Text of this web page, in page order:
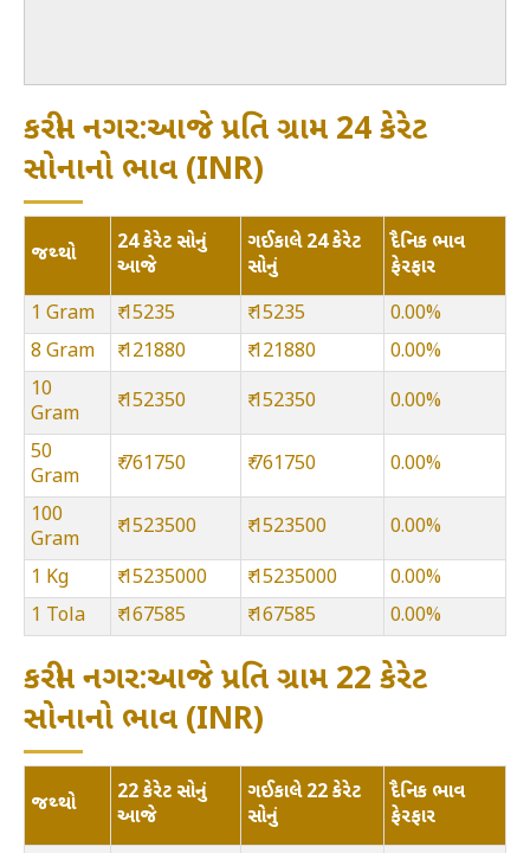
કરીમ નગર:આજે પ્રતિ ગ્રામ 24 કેરેટ
સોનાનો ભાવ (INR)
જથ્થો
24 કેરેટ સોનું
આજે
ગઈકાલે 24 કેરેટ
સોનું
દૈનિક ભાવ
ફેરફાર
1 Gram
₹ 15235 ₹ 15235
0.00%
8 Gram
₹ 121880 ₹ 121880
0.00%
10
Gram
₹ 152350 ₹ 152350 0.00%
50
Gram
₹ 761750 ₹ 761750 0.00%
100
Gram
₹ 1523500 ₹ 1523500 0.00%
1 Kg ₹ 15235000 ₹ 15235000
0.00%
1 Tola
₹ 167585 ₹ 167585 0.00%
કરીમ નગર:આજે પ્રતિ ગ્રામ 22 કેરેટ
સોનાનો ભાવ (INR)
જથ્થો
22 કેરેટ સોનું
આજે
ગઈકાલે 22 કેરેટ
સોનું
દૈનિક ભાવ
ફેરફાર